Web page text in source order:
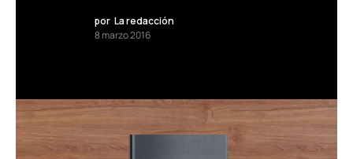
por La redacción
8 marzo 2016